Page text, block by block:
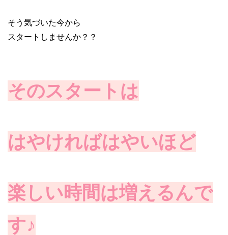
そう気づいた今から
スタートしませんか？？
そのスタートは
はやければはやいほど
楽しい時間は増えるんで
す♪